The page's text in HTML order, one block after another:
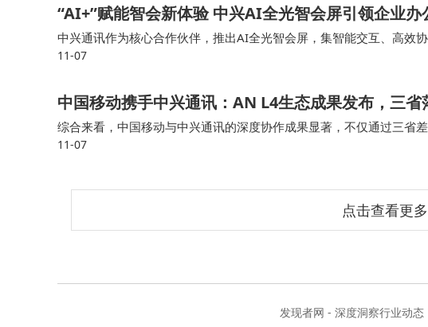
“AI+”赋能智会新体验 中兴AI全光智会屏引领企业办
中兴通讯作为核心合作伙伴，推出AI全光智会屏，集智能交互、高效
的技术引领力。 中兴通讯AI全光智会屏以全光网络为数字底座，深度
11-07
中国移动携手中兴通讯：AN L4生态成果发布，三
综合来看，中国移动与中兴通讯的深度协作成果显著，不仅通过三省
念落地为可复用的运营方案，更依托“无线数智人家族”三层架构，构建
11-07
点击查看更
发现者网 - 深度洞察行业动态